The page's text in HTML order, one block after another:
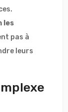
les
pas à
leurs